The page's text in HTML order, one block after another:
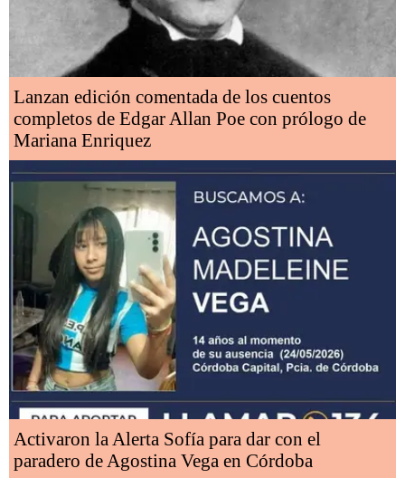
Lanzan edición comentada de los cuentos
completos de Edgar Allan Poe con prólogo de
Mariana Enriquez
Activaron la Alerta Sofía para dar con el
paradero de Agostina Vega en Córdoba